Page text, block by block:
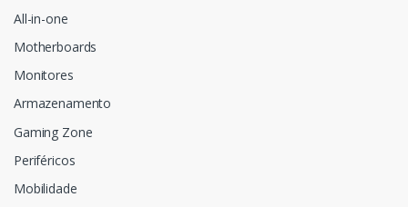
All-in-one
Motherboards
Monitores
Armazenamento
Gaming Zone
Periféricos
Mobilidade